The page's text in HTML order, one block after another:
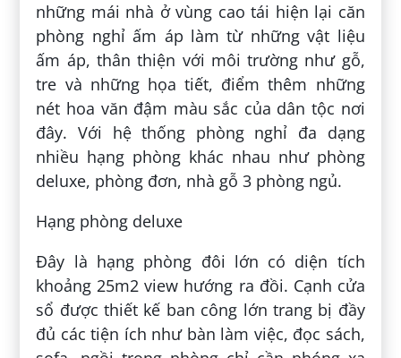
những mái nhà ở vùng cao tái hiện lại căn
phòng nghỉ ấm áp làm từ những vật liệu
ấm áp, thân thiện với môi trường như gỗ,
tre và những họa tiết, điểm thêm những
nét hoa văn đậm màu sắc của dân tộc nơi
đây. Với hệ thống phòng nghỉ đa dạng
nhiều hạng phòng khác nhau như phòng
deluxe, phòng đơn, nhà gỗ 3 phòng ngủ.
Hạng phòng deluxe
Đây là hạng phòng đôi lớn có diện tích
khoảng 25m2 view hướng ra đồi. Cạnh cửa
sổ được thiết kế ban công lớn trang bị đầy
đủ các tiện ích như bàn làm việc, đọc sách,